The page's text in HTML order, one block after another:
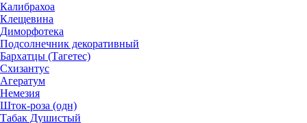
Калибрахоа
Клещевина
Диморфотека
Подсолнечник декоративный
Бархатцы (Тагетес)
Схизантус
Агератум
Немезия
Шток-роза (одн)
Табак Душистый